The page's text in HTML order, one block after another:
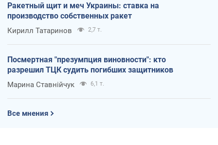
Ракетный щит и меч Украины: ставка на
производство собственных ракет
Кирилл Татаринов 2,7 т.
Посмертная "презумпция виновности": кто
разрешил ТЦК судить погибших защитников
Марина Ставнійчук 6,1 т.
Все мнения